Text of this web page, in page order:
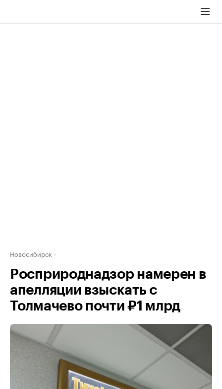
Новосибирск
Росприроднадзор намерен в
апелляции взыскать с
Толмачево почти ₽1 млрд